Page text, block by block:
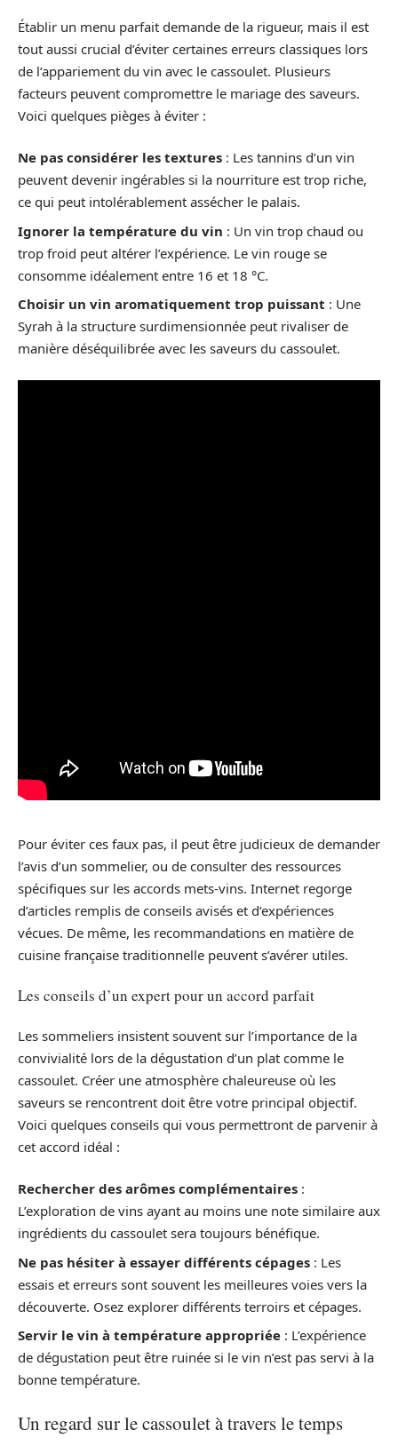
Établir un menu parfait demande de la rigueur, mais il est
tout aussi crucial d’éviter certaines erreurs classiques lors
de l’appariement du vin avec le cassoulet. Plusieurs
facteurs peuvent compromettre le mariage des saveurs.
Voici quelques pièges à éviter :
Ne pas considérer les textures : Les tannins d’un vin
peuvent devenir ingérables si la nourriture est trop riche,
ce qui peut intolérablement assécher le palais.
Ignorer la température du vin : Un vin trop chaud ou
trop froid peut altérer l’expérience. Le vin rouge se
consomme idéalement entre 16 et 18 °C.
Choisir un vin aromatiquement trop puissant : Une
Syrah à la structure surdimensionnée peut rivaliser de
manière déséquilibrée avec les saveurs du cassoulet.
Pour éviter ces faux pas, il peut être judicieux de demander
l’avis d’un sommelier, ou de consulter des ressources
spécifiques sur les accords mets-vins. Internet regorge
d’articles remplis de conseils avisés et d’expériences
vécues. De même, les recommandations en matière de
cuisine française traditionnelle peuvent s’avérer utiles.
Les conseils d’un expert pour un accord parfait
Les sommeliers insistent souvent sur l’importance de la
convivialité lors de la dégustation d’un plat comme le
cassoulet. Créer une atmosphère chaleureuse où les
saveurs se rencontrent doit être votre principal objectif.
Voici quelques conseils qui vous permettront de parvenir à
cet accord idéal :
Rechercher des arômes complémentaires :
L’exploration de vins ayant au moins une note similaire aux
ingrédients du cassoulet sera toujours bénéfique.
Ne pas hésiter à essayer différents cépages : Les
essais et erreurs sont souvent les meilleures voies vers la
découverte. Osez explorer différents terroirs et cépages.
Servir le vin à température appropriée : L’expérience
de dégustation peut être ruinée si le vin n’est pas servi à la
bonne température.
Un regard sur le cassoulet à travers le temps